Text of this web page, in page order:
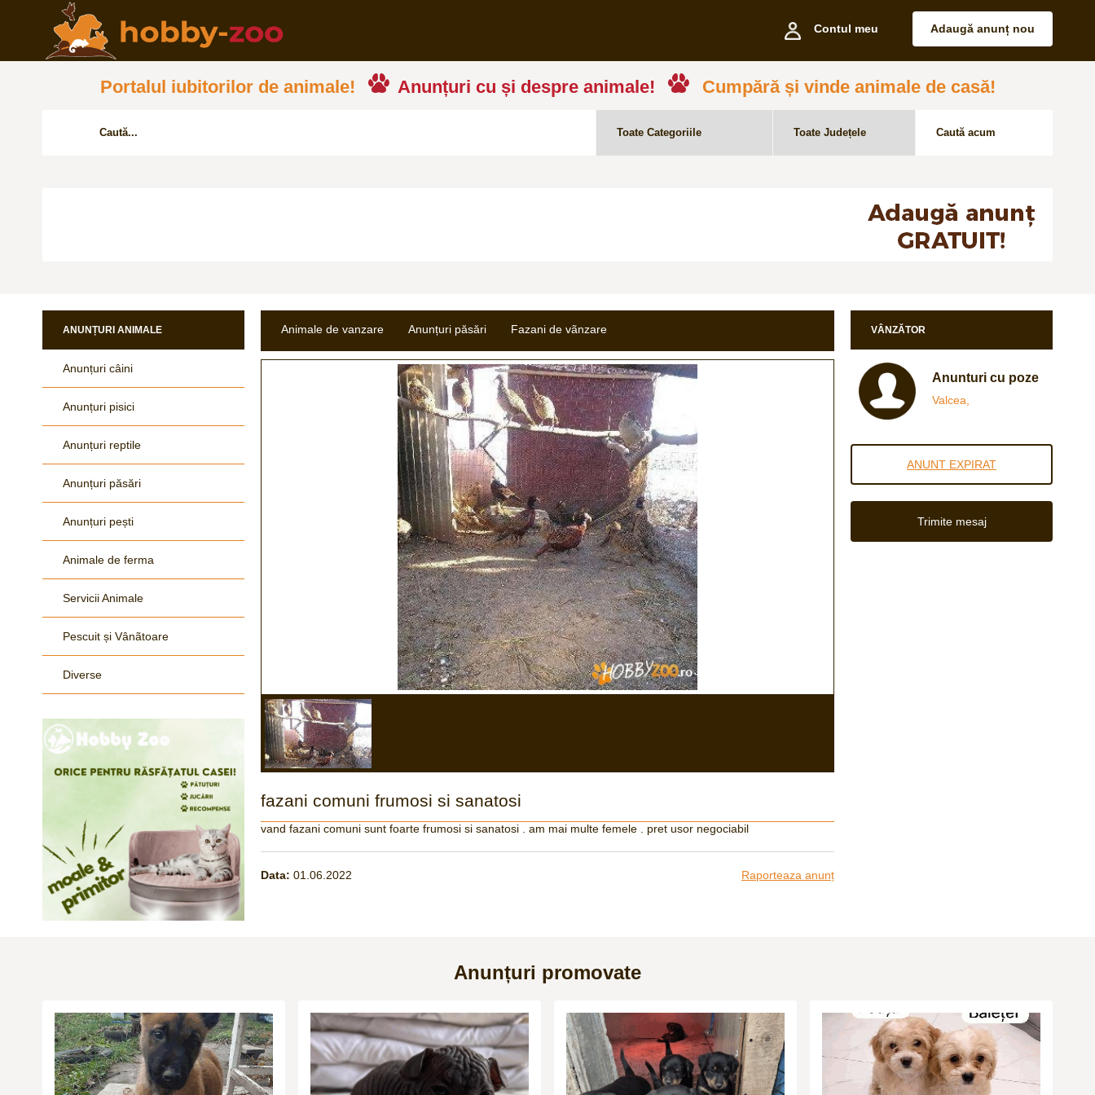
Contul meu Adaugă anunț nou
Portalul iubitorilor de animale! Anunțuri cu și despre animale! Cumpără și vinde animale de casă!
ANUNȚURI ANIMALE
Anunțuri câini
Anunțuri pisici
Anunțuri reptile
Anunțuri păsări
Anunțuri pești
Animale de ferma
Servicii Animale
Pescuit și Vânãtoare
Diverse
Animale de vanzare Anunțuri păsări Fazani de vãnzare
fazani comuni frumosi si sanatosi
vand fazani comuni sunt foarte frumosi si sanatosi . am mai multe femele . pret usor negociabil
Data: 01.06.2022 Raporteaza anunț
VÂNZĂTOR
Anunturi cu poze
Valcea,
ANUNT EXPIRAT
Trimite mesaj
Anunțuri promovate